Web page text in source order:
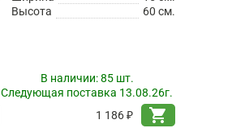
Высота
60 см.
В наличии:85 шт.
Следующая поставка 13.08.26г.
1 186 ₽
shopping_cart